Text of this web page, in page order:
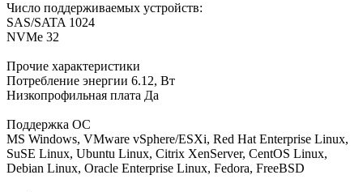
Число поддерживаемых устройств:
SAS/SATA 1024
NVMe 32
Прочие характеристики
Потребление энергии 6.12, Вт
Низкопрофильная плата Да
Поддержка ОС
MS Windows, VMware vSphere/ESXi, Red Hat Enterprise Linux,
SuSE Linux, Ubuntu Linux, Citrix XenServer, CentOS Linux,
Debian Linux, Oracle Enterprise Linux, Fedora, FreeBSD